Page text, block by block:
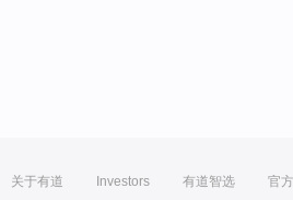
关于有道 Investors 有道智选 官